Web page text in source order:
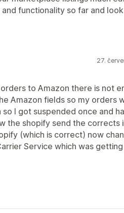
functionality so far and look
27.
to Amazon there is not
Amazon fields so my orders
I got suspended once and
the shopify send the corrects
(which is correct) now
Service which was